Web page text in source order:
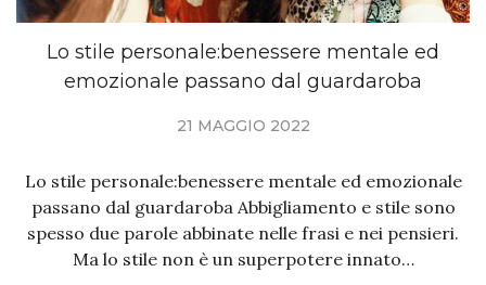
Lo stile personale:benessere mentale ed
emozionale passano dal guardaroba
21 MAGGIO 2022
Lo stile personale:benessere mentale ed emozionale
passano dal guardaroba Abbigliamento e stile sono
spesso due parole abbinate nelle frasi e nei pensieri.
Ma lo stile non è un superpotere innato…